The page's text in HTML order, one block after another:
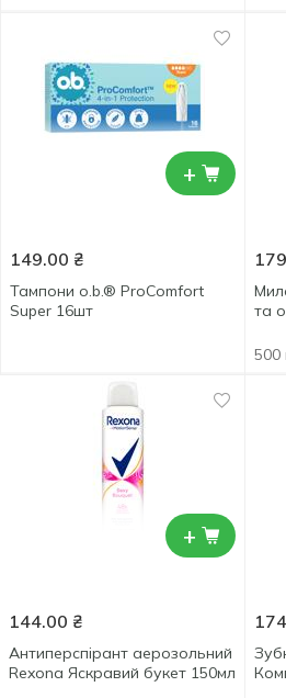
+
149.00 ₴
Тампони o.b.® ProComfort
Super 16шт
та
500
+
144.00 ₴
Антиперспірант аерозольний
Rexona Яскравий букет 150мл